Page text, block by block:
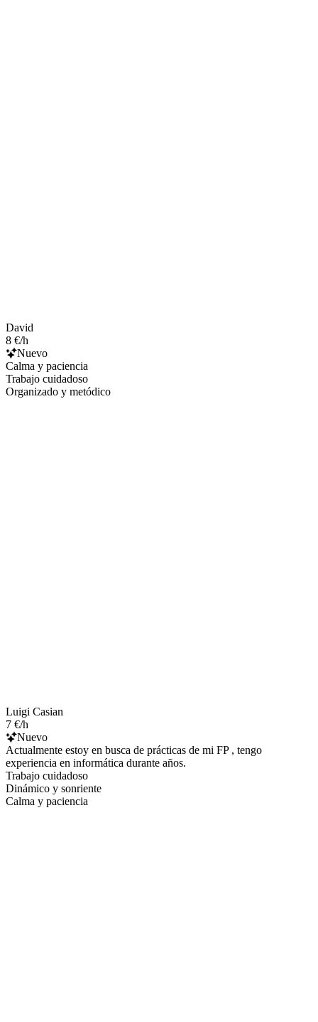
David
8 €/h
Nuevo
Calma y paciencia
Trabajo cuidadoso
Organizado y metódico
Luigi Casian
7 €/h
Nuevo
Actualmente estoy en busca de prácticas de mi FP , tengo
experiencia en informática durante años.
Trabajo cuidadoso
Dinámico y sonriente
Calma y paciencia